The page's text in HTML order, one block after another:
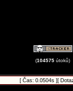
(104575 útoků)
[ Čas: 0.0504s ][